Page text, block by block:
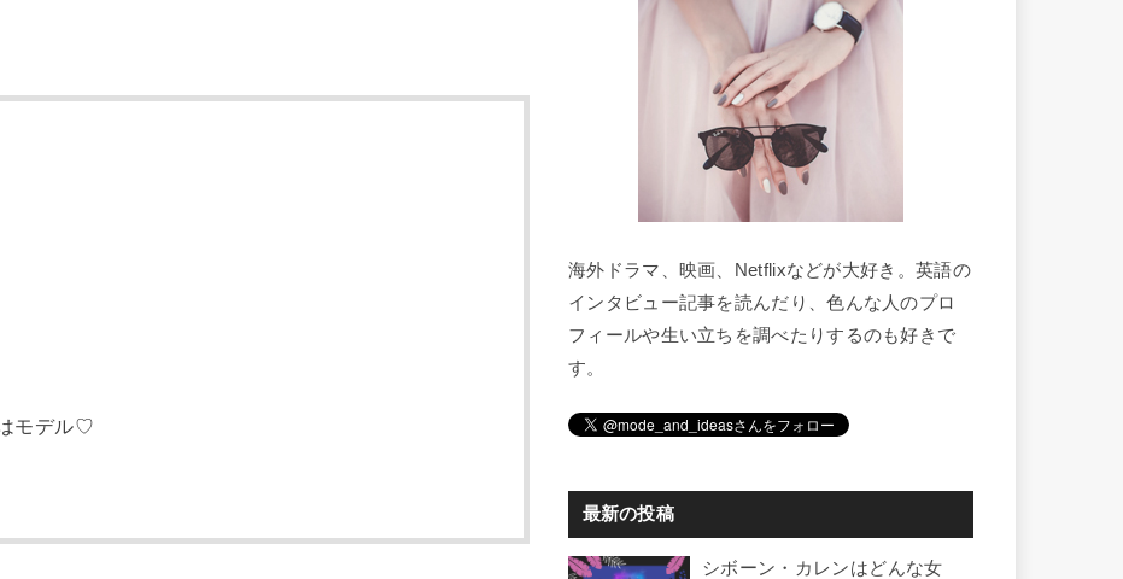
モデル♡
海外ドラマ、映画、Netflixなどが大好き。英語の
インタビュー記事を読んだり、色んな人のプロ
フィールや生い立ちを調べたりするのも好きで
す。
最新の投稿
シボーン・カレンはどんな女